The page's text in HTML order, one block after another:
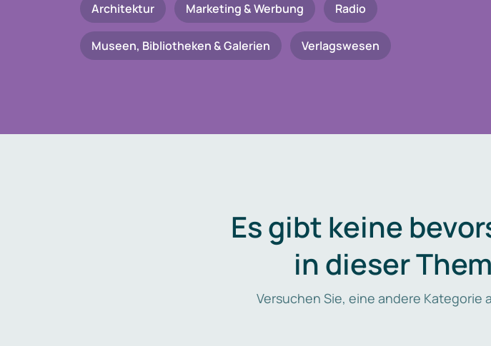
Architektur Marketing & Werbung Radio
Museen, Bibliotheken & Galerien Verlagswesen
Es gibt keine
in dieser
Versuchen Sie, eine andere Kategorie